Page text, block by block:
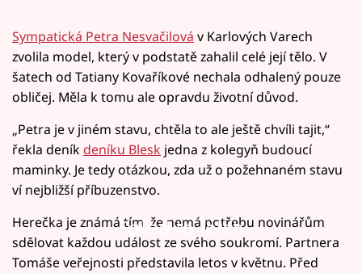
Sympatická Petra Nesvačilová v Karlových Varech
zvolila model, který v podstatě zahalil celé její tělo. V
šatech od Tatiany Kovaříkové nechala odhalený pouze
obličej. Měla k tomu ale opravdu životní důvod.
„Petra je v jiném stavu, chtěla to ale ještě chvíli tajit,“
řekla deník deníku Blesk jedna z kolegyň budoucí
maminky. Je tedy otázkou, zda už o požehnaném stavu
ví nejbližší příbuzenstvo.
Failed to fetch
Herečka je známá tím, že nemá potřebu novinářům
sdělovat každou událost ze svého soukromí. Partnera
Tomáše veřejnosti představila letos v květnu. Před